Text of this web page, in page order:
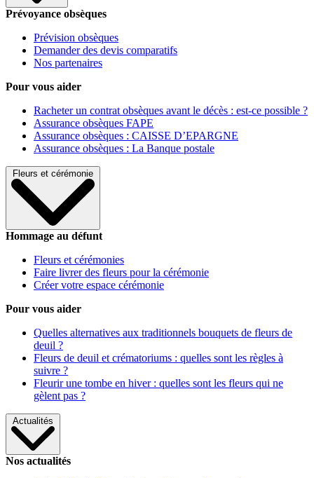
Prévoyance obsèques
Prévision obsèques
Demander des devis comparatifs
Nos partenaires
Pour vous aider
Racheter un contrat obsèques avant le décès : est-ce possible ?
Assurance obsèques FAPE
Assurance obsèques : CAISSE D’EPARGNE
Assurance obsèques : La Banque postale
Fleurs et cérémonie
Hommage au défunt
Fleurs et cérémonies
Faire livrer des fleurs pour la cérémonie
Créer votre espace cérémonie
Pour vous aider
Quelles alternatives aux traditionnels bouquets de fleurs de
deuil ?
Fleurs de deuil et crématoriums : quelles sont les règles à
suivre ?
Fleurir une tombe en hiver : quelles sont les fleurs qui ne
gèlent pas ?
Actualités
Nos actualités